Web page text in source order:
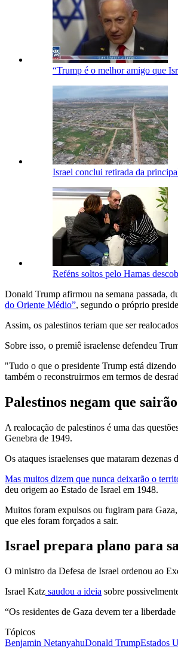
“Trump é o melhor amigo que
Israel conclui retirada da
Reféns soltos pelo Hamas
Donald Trump afirmou na semana passada,
do Oriente Médio”, segundo o próprio
Assim, os palestinos teriam que ser
Sobre isso, o premiê israelense defendeu
"Tudo o que o presidente Trump está
também o reconstruirmos em termos de
Palestinos negam que
A realocação de palestinos é uma das
Genebra de 1949.
Os ataques israelenses que mataram
Mas muitos dizem que nunca deixarão o
deu origem ao Estado de Israel em 1948.
Muitos foram expulsos ou fugiram para
que eles foram forçados a sair.
Israel prepara plano para
O ministro da Defesa de Israel ordenou ao
Israel Katz saudou a ideia sobre
“Os residentes de Gaza devem ter a
Tópicos
Benjamin NetanyahuDonald TrumpEstados